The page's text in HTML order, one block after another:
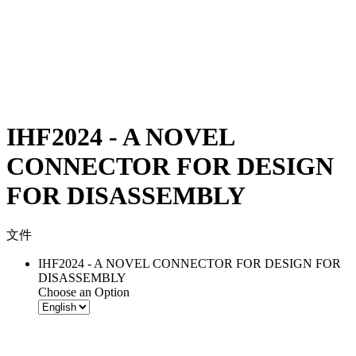
IHF2024 - A NOVEL
CONNECTOR FOR DESIGN
FOR DISASSEMBLY
文件
IHF2024 - A NOVEL CONNECTOR FOR DESIGN FOR
DISASSEMBLY
Choose an Option